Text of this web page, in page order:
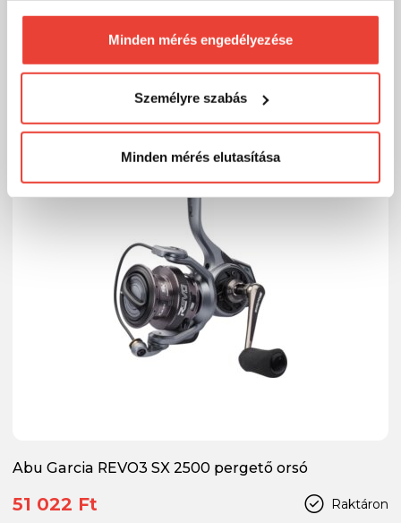
biztosításához arra kérünk, hogy engedd meg
számunkra minden mérés használatát.
Természetesensoha semmilyen formában nem fogunk
megváltoztathatod a döntésed ezzel kapcsolatban.
Előre is köszönjük!
Minden mérés engedélyezése
Személyre szabás
Minden mérés elutasítása
SZÁKOLOM
-25%
Abu Garcia REVO3 SX 2500 pergető orsó
Raktáron
51 022 Ft